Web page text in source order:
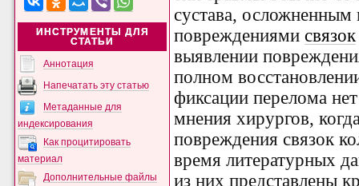
ИНСТРУМЕНТЫ ДЛЯ
СТАТЬИ
Аннотация
Напечатать эту статью
Метаданные для
индексирования
Как процитировать
материал
Дополнительные файлы
сустава,
повреждениямисвязок
выявлении
полном
фиксации перелома
мнения хирургов,
повреждения связок
время литературных
из них представлены